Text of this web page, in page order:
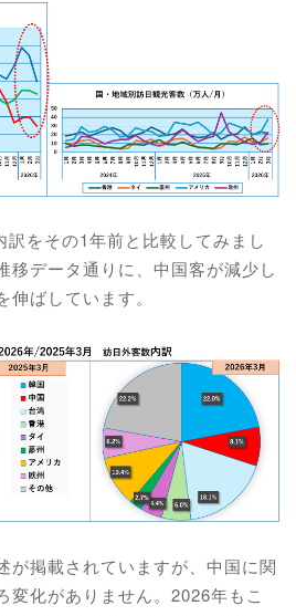
をその1年前と比較してみまし
移データ通りに、中国客が減少し
ばしています。
が掲載されていますが、中国に関
変化がありません。2026年もこ